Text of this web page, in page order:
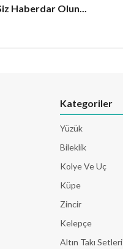
Haberdar Olun...
Kategoriler
Yüzük
Bileklik
Kolye Ve Uç
Küpe
Zincir
Kelepçe
Altın Takı Setleri